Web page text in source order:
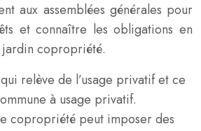
aux assemblées générales pour
et connaître les obligations en
jardin copropriété.
relève de l’usage privatif et ce
à usage privatif.
copropriété peut imposer des